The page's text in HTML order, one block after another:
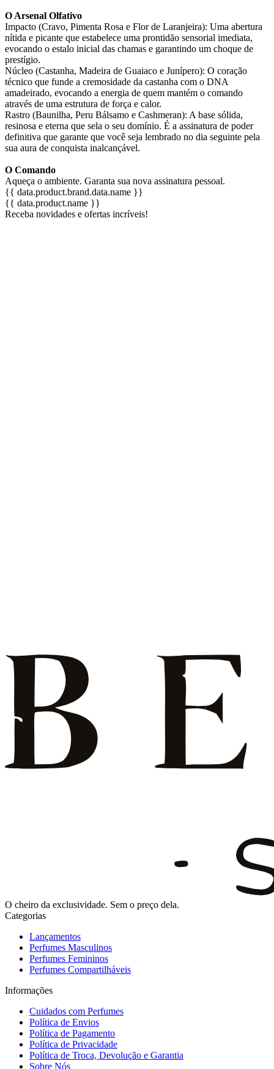
O Arsenal Olfativo
Impacto (Cravo, Pimenta Rosa e Flor de Laranjeira): Uma abertura
nítida e picante que estabelece uma prontidão sensorial imediata,
evocando o estalo inicial das chamas e garantindo um choque de
prestígio.
Núcleo (Castanha, Madeira de Guaiaco e Junípero): O coração
técnico que funde a cremosidade da castanha com o DNA
amadeirado, evocando a energia de quem mantém o comando
através de uma estrutura de força e calor.
Rastro (Baunilha, Peru Bálsamo e Cashmeran): A base sólida,
resinosa e eterna que sela o seu domínio. É a assinatura de poder
definitiva que garante que você seja lembrado no dia seguinte pela
sua aura de conquista inalcançável.
O Comando
Aqueça o ambiente. Garanta sua nova assinatura pessoal.
{{ data.product.brand.data.name }}
{{ data.product.name }}
Receba novidades e ofertas incríveis!
O cheiro da exclusividade. Sem o preço dela.
Categorias
Lançamentos
Perfumes Masculinos
Perfumes Femininos
Perfumes Compartilháveis
Informações
Cuidados com Perfumes
Política de Envios
Política de Pagamento
Política de Privacidade
Política de Troca, Devolução e Garantia
Sobre Nós